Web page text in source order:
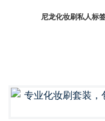
尼龙化妆刷私人标